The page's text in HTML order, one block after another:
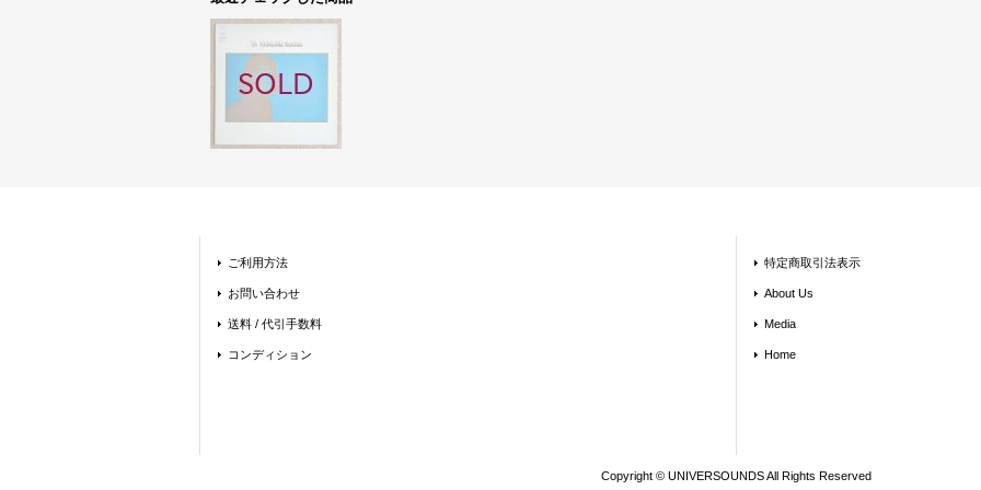
ご利用方法
お問い合わせ
送料 / 代引手数料
コンディション
特定商取引法表示
About Us
Media
Home
Copyright © UNIVERSOUNDS All Rights Reserved